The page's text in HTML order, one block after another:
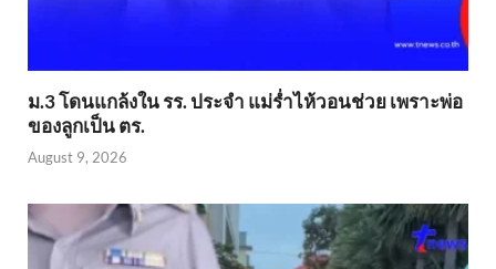
ม.3 โดนแกล้งใน รร. ประจำ แม่ร่ำไห้วอนช่วย เพราะพ่อ
ของลูกเป็น ตร.
August 9, 2026